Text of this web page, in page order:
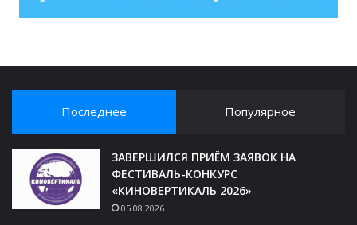
Последнее Популярное
ЗАВЕРШИЛСЯ ПРИЁМ ЗАЯВОК НА
ФЕСТИВАЛЬ-КОНКУРС
«КИНОВЕРТИКАЛЬ 2026»
05.08.2026